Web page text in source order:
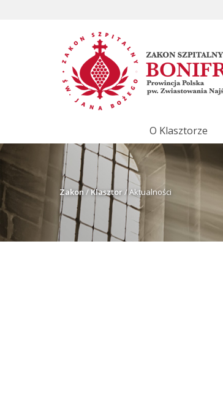
O Klasztorze
Zakon/Klasztor/Aktualności